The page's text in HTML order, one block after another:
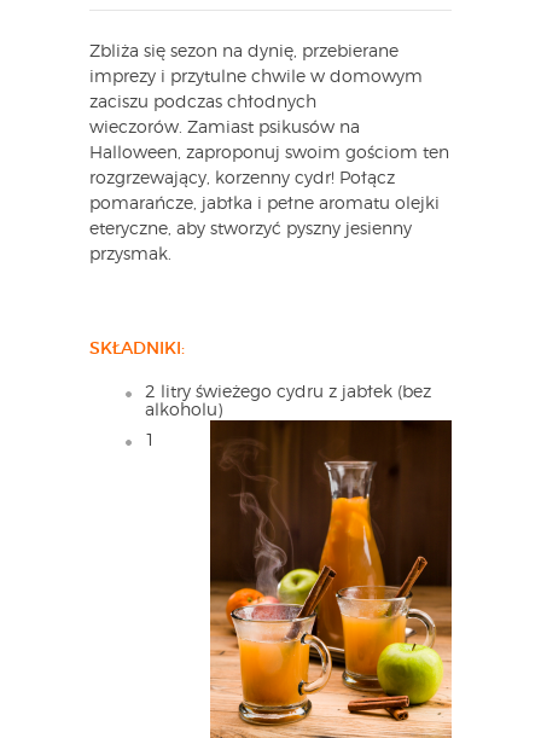
Zbliża się sezon na dynię, przebierane
imprezy i przytulne chwile w domowym
zaciszu podczas chłodnych
wieczorów. Zamiast psikusów na
Halloween, zaproponuj swoim gościom ten
rozgrzewający, korzenny cydr! Połącz
pomarańcze, jabłka i pełne aromatu olejki
eteryczne, aby stworzyć pyszny jesienny
przysmak.
SKŁADNIKI:
2 litry świeżego cydru z jabłek (bez
alkoholu)
1